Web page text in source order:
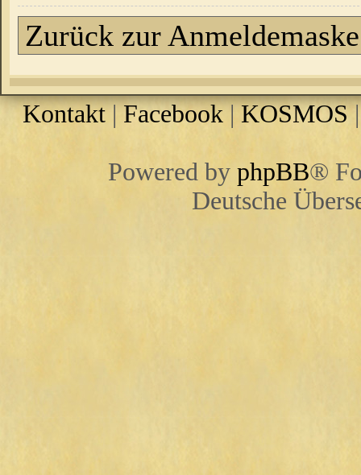
Zurück zur Anmeldemaske
Kontakt|Facebook|KOSMOS
Powered by phpBB®
Deutsche